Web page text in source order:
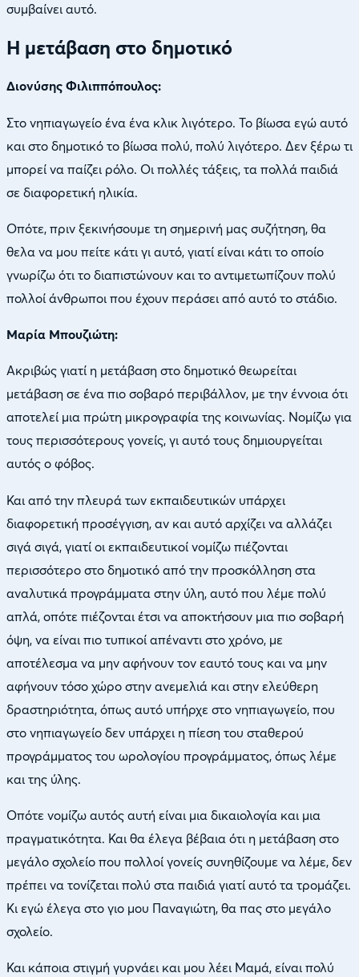
συμβαίνει αυτό.
Η μετάβαση στο δημοτικό
Διονύσης Φιλιππόπουλος:
Στο νηπιαγωγείο ένα ένα κλικ λιγότερο. Το βίωσα εγώ αυτό
και στο δημοτικό το βίωσα πολύ, πολύ λιγότερο. Δεν ξέρω τι
μπορεί να παίζει ρόλο. Οι πολλές τάξεις, τα πολλά παιδιά
σε διαφορετική ηλικία.
Οπότε, πριν ξεκινήσουμε τη σημερινή μας συζήτηση, θα
θελα να μου πείτε κάτι γι αυτό, γιατί είναι κάτι το οποίο
γνωρίζω ότι το διαπιστώνουν και το αντιμετωπίζουν πολύ
πολλοί άνθρωποι που έχουν περάσει από αυτό το στάδιο.
Μαρία Μπουζιώτη:
Ακριβώς γιατί η μετάβαση στο δημοτικό θεωρείται
μετάβαση σε ένα πιο σοβαρό περιβάλλον, με την έννοια ότι
αποτελεί μια πρώτη μικρογραφία της κοινωνίας. Νομίζω για
τους περισσότερους γονείς, γι αυτό τους δημιουργείται
αυτός ο φόβος.
Και από την πλευρά των εκπαιδευτικών υπάρχει
διαφορετική προσέγγιση, αν και αυτό αρχίζει να αλλάζει
σιγά σιγά, γιατί οι εκπαιδευτικοί νομίζω πιέζονται
περισσότερο στο δημοτικό από την προσκόλληση στα
αναλυτικά προγράμματα στην ύλη, αυτό που λέμε πολύ
απλά, οπότε πιέζονται έτσι να αποκτήσουν μια πιο σοβαρή
όψη, να είναι πιο τυπικοί απέναντι στο χρόνο, με
αποτέλεσμα να μην αφήνουν τον εαυτό τους και να μην
αφήνουν τόσο χώρο στην ανεμελιά και στην ελεύθερη
δραστηριότητα, όπως αυτό υπήρχε στο νηπιαγωγείο, που
στο νηπιαγωγείο δεν υπάρχει η πίεση του σταθερού
προγράμματος του ωρολογίου προγράμματος, όπως λέμε
και της ύλης.
Οπότε νομίζω αυτός αυτή είναι μια δικαιολογία και μια
πραγματικότητα. Και θα έλεγα βέβαια ότι η μετάβαση στο
μεγάλο σχολείο που πολλοί γονείς συνηθίζουμε να λέμε, δεν
πρέπει να τονίζεται πολύ στα παιδιά γιατί αυτό τα τρομάζει.
Κι εγώ έλεγα στο γιο μου Παναγιώτη, θα πας στο μεγάλο
σχολείο.
Και κάποια στιγμή γυρνάει και μου λέει Μαμά, είναι πολύ